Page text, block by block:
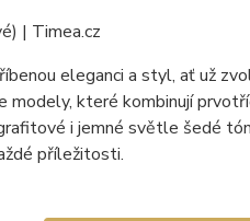
eleganci a styl, ať už
modely, které kombinují
i jemné světle šedé
příležitosti.